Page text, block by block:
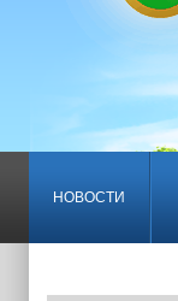
НОВОСТИ